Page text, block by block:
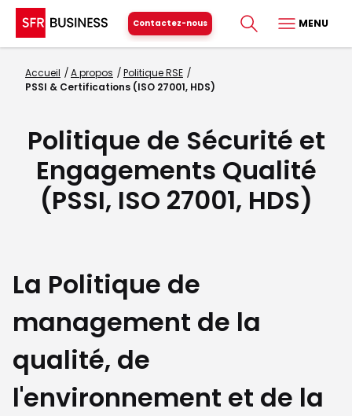
Contactez-nous MENU
Accueil A propos
Politique RSE
PSSI & Certifications (ISO 27001, HDS)
Politique de Sécurité et
Engagements Qualité
(PSSI, ISO 27001, HDS)
La Politique de
management de la
qualité, de
l'environnement et de la